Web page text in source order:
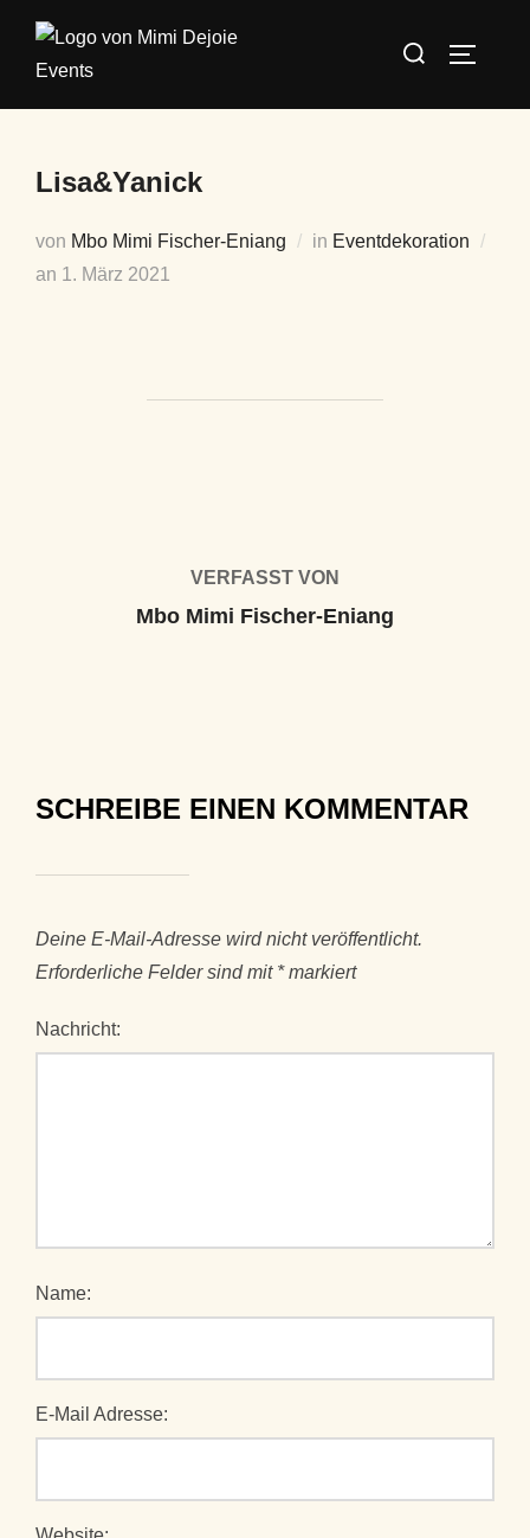
Lisa&Yanick
von Mbo Mimi Fischer-Eniang in Eventdekoration
an 1. März 2021
VERFASST VON
Mbo Mimi Fischer-Eniang
SCHREIBE EINEN KOMMENTAR
Deine E-Mail-Adresse wird nicht veröffentlicht.
Erforderliche Felder sind mit *markiert
Nachricht:
Name:
E-Mail Adresse: